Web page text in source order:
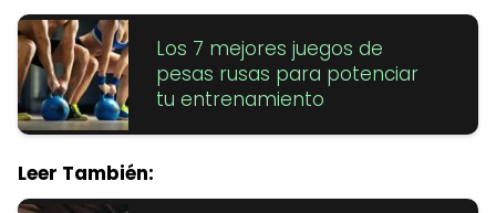
Los 7 mejores juegos de
pesas rusas para potenciar
tu entrenamiento
Leer También: